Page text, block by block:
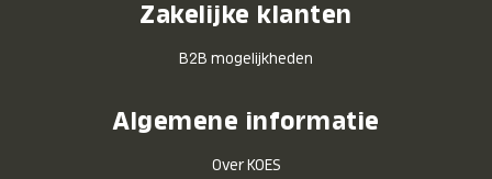
Zakelijke klanten
B2B mogelijkheden
Algemene informatie
Over KOES